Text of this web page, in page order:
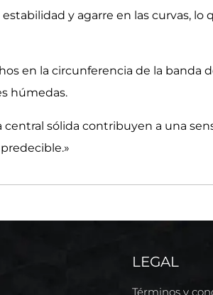
y agarre en las curvas, lo
en la circunferencia de la banda
húmedas.
sólida contribuyen a una
LEGAL
Términos y